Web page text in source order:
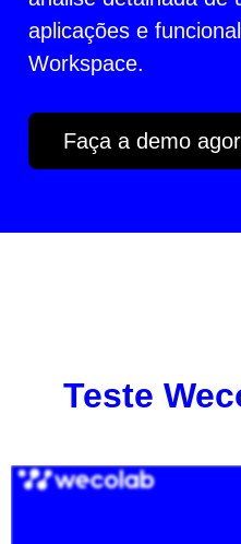
aplicações e
Workspace.
Faça a demo
Teste